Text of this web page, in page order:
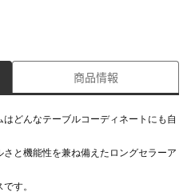
商品情報
どんなテーブルコーディネートにも自
と機能性を兼ね備えたロングセラーア
す。